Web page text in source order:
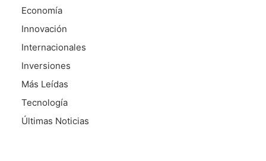
Economía
Innovación
Internacionales
Inversiones
Más Leídas
Tecnología
Últimas Noticias